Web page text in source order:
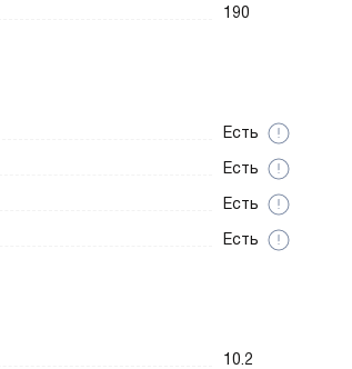
190
Есть
Есть
Есть
Есть
10.2